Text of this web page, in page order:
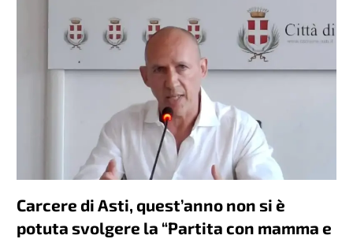
Carcere di Asti, quest’anno non si è
potuta svolgere la “Partita con mamma e